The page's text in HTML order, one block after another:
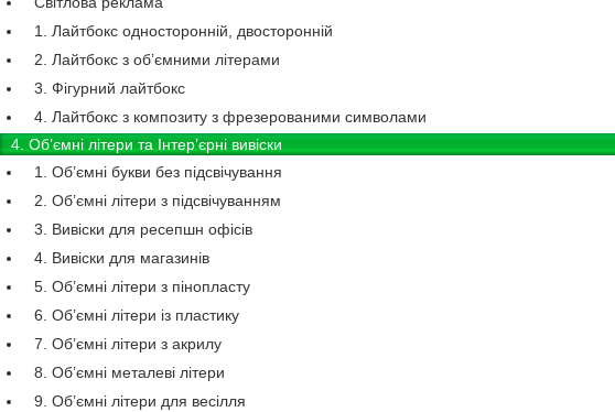
1. Лайтбокс односторонній, двосторонній
2. Лайтбокс з об’ємними літерами
3. Фігурний лайтбокс
4. Лайтбокс з композиту з фрезерованими символами
4. Об’ємні літери та Інтер’єрні вивіски
1. Об’ємні букви без підсвічування
2. Об’ємні літери з підсвічуванням
3. Вивіски для ресепшн офісів
4. Вивіски для магазинів
5. Об’ємні літери з пінопласту
6. Об’ємні літери із пластику
7. Об’ємні літери з акрилу
8. Об’ємні металеві літери
9. Об’ємні літери для весілля